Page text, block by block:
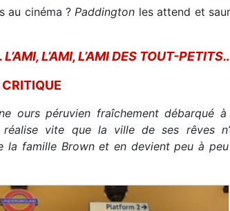
au cinéma ?Paddington les attend et
L’AMI, L’AMI DES TOUT-
ours péruvien fraîchement débarqué
vite que la ville de ses rêves
la famille Brown et en devient peu à